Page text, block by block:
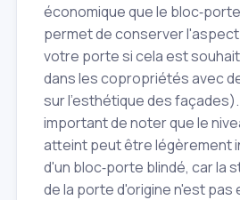
économique que le
permet de conserver
votre porte si cela est
dans les copropriétés avec
sur l'esthétique des
important de noter que le
atteint peut être légèrement
d'un bloc‑porte blindé, car la
de la porte d'origine n'est